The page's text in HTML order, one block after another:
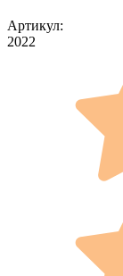
Артикул:
2022